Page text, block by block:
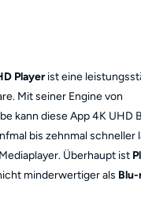
Playerist eine
Mit seiner Engine von
kann diese App 4K UHD
bis zehnmal schneller
Überhaupt ist
minderwertiger als Blu-